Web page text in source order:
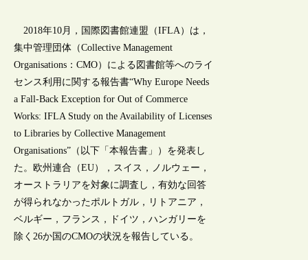
2018年10月，国際図書館連盟（IFLA）は，
集中管理団体（Collective Management
Organisations：CMO）による図書館等へのライ
センス利用に関する報告書“Why Europe Needs
a Fall-Back Exception for Out of Commerce
Works: IFLA Study on the Availability of Licenses
to Libraries by Collective Management
Organisations”（以下「本報告書」）を発表し
た。欧州連合（EU），スイス，ノルウェー，
オーストラリアを対象に調査し，有効な回答
が得られなかったポルトガル，リトアニア，
ベルギー，フランス，ドイツ，ハンガリーを
除く26か国のCMOの状況を報告している。